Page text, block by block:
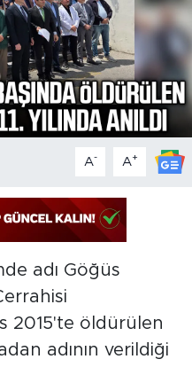
A- A+
adı Göğüs
2015'te öldürülen
adının verildiği